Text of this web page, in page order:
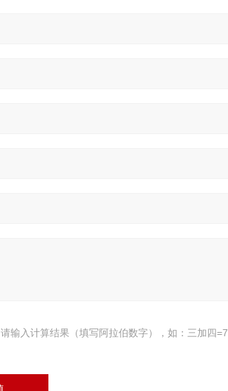
请输入计算结果（填写阿拉伯数字），如：三加四=7